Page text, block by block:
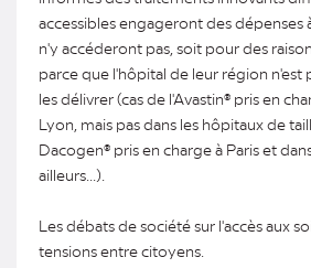
accessibles engageront des dépenses
n'y accéderont pas, soit pour des
parce que l'hôpital de leur région n'est
les délivrer (cas de l'Avastin® pris en
Lyon, mais pas dans les hôpitaux de
Dacogen® pris en charge à Paris et
ailleurs...).
Les débats de société sur l'accès aux
tensions entre citoyens.